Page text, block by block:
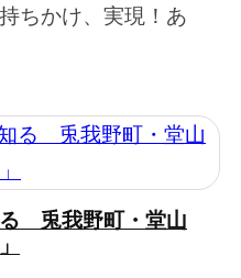
ちかけ、実現！あ
る 兎我野町・堂山